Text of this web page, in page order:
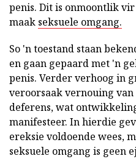
penis. Dit is onmoontlik
maak seksuele omgang.
So 'n toestand staan
en gaan gepaard met 'n
penis. Verder verhoog in
veroorsaak vernouing
deferens, wat
manifesteer. In hierdie
ereksie voldoende wees,
seksuele omgang is geen